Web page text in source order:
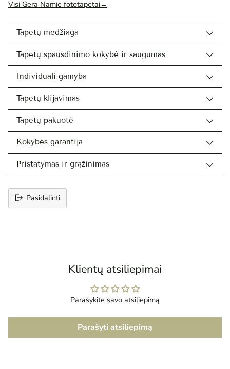
Visi Gera Namie fototapetai→
Tapetų medžiaga
Tapetų spausdinimo kokybė ir saugumas
Individuali gamyba
Tapetų klijavimas
Tapetų pakuotė
Kokybės garantija
Pristatymas ir grąžinimas
Pasidalinti
Klientų atsiliepimai
Parašykite savo atsiliepimą
Parašyti atsiliepimą